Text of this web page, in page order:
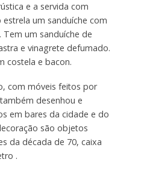
e a servida com
um sanduíche com
Tem um sanduíche de
e vinagrete defumado.
costela e bacon.
com móveis feitos por
desenhou e
em bares da cidade e do
são objetos
da década de 70, caixa
.